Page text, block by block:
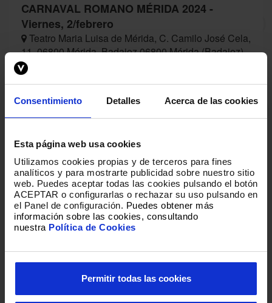
Consentimiento Detalles Acerca de las cookies
Esta página web usa cookies
Utilizamos cookies propias y de terceros para fines
analíticos y para mostrarte publicidad sobre nuestro sitio
web. Puedes aceptar todas las cookies pulsando el botón
ACEPTAR o configurarlas o rechazar su uso pulsando en
el Panel de configuración. Puedes obtener más
información sobre las cookies, consultando
nuestra Política de Cookies
Permitir todas las cookies
CARNAVAL ROMANO MÉRIDA 2024 -
Viernes, 2/febrero
Teatro Maria Luisa de Mérida, C. Camilo José Cela,
11, 06800 Mérida, Badajoz 06800 Mérida (Badajoz)
Loading